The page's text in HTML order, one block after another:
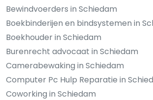
Bewindvoerders in Schiedam
Boekbinderijen en bindsystemen in
Boekhouder in Schiedam
Burenrecht advocaat in Schiedam
Camerabewaking in Schiedam
Computer Pc Hulp Reparatie in
Coworking in Schiedam